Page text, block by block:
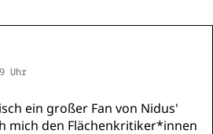
Uhr
ein großer Fan von Nidus'
mich den Flächenkritiker*innen